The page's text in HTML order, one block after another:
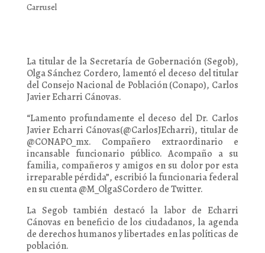
Carrusel
La titular de la Secretaría de Gobernación (Segob),
Olga Sánchez Cordero, lamentó el deceso del titular
del Consejo Nacional de Población (Conapo), Carlos
Javier Echarri Cánovas.
“Lamento profundamente el deceso del Dr. Carlos
Javier Echarri Cánovas(@CarlosJEcharri), titular de
@CONAPO_mx. Compañero extraordinario e
incansable funcionario público. Acompaño a su
familia, compañeros y amigos en su dolor por esta
irreparable pérdida”, escribió la funcionaria federal
en su cuenta @M_OlgaSCordero de Twitter.
La Segob también destacó la labor de Echarri
Cánovas en beneficio de los ciudadanos, la agenda
de derechos humanos y libertades en las políticas de
población.